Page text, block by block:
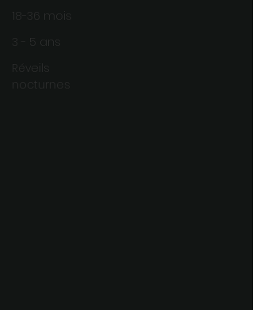
18-36 mois
3 - 5 ans
Réveils
nocturnes